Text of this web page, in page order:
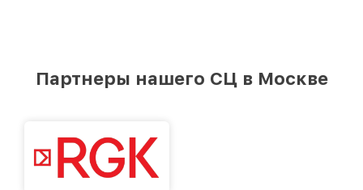
Партнеры нашего СЦ в Москве